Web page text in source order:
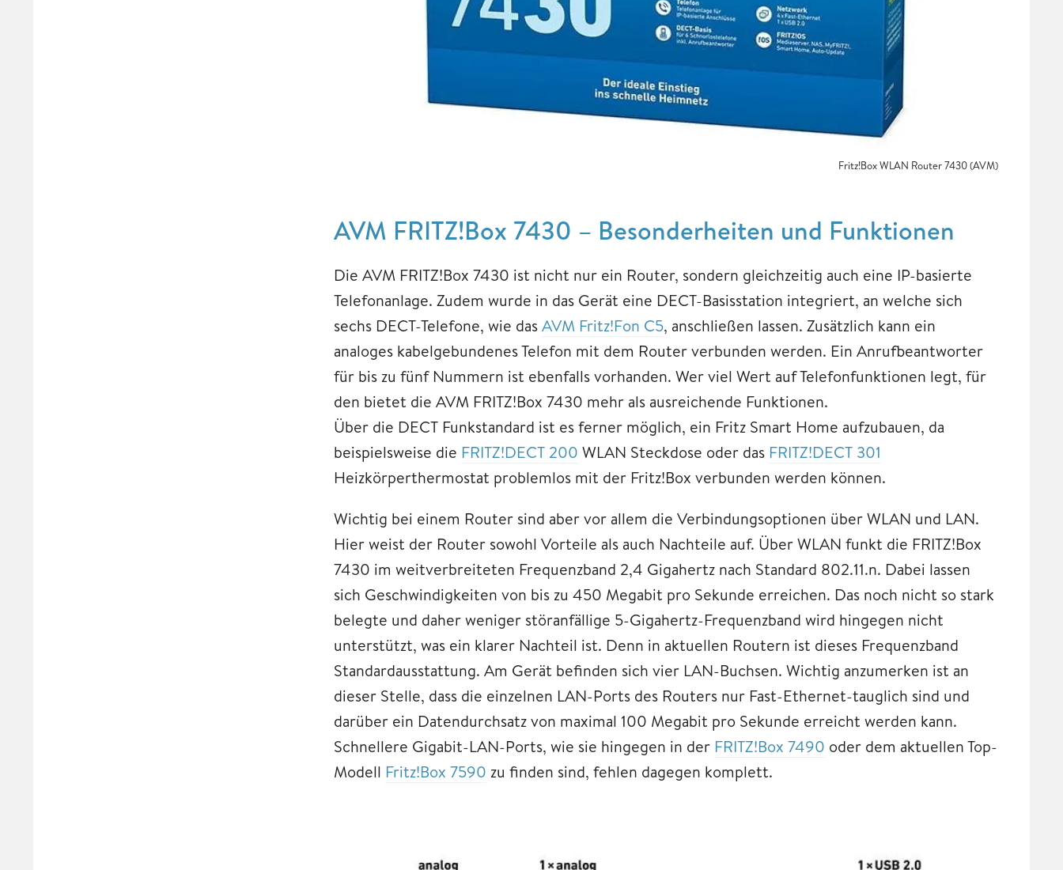
Fritz!Box WLAN Router 7430 (AVM)
AVM FRITZ!Box 7430 – Besonderheiten und Funktionen
Die AVM FRITZ!Box 7430 ist nicht nur ein Router, sondern gleichzeitig auch eine IP-basierte
Telefonanlage. Zudem wurde in das Gerät eine DECT-Basisstation integriert, an welche sich
sechs DECT-Telefone, wie dasAVM Fritz!Fon C5, anschließen lassen. Zusätzlich kann ein
analoges kabelgebundenes Telefon mit dem Router verbunden werden. Ein Anrufbeantworter
für bis zu fünf Nummern ist ebenfalls vorhanden. Wer viel Wert auf Telefonfunktionen legt, für
den bietet die AVM FRITZ!Box 7430 mehr als ausreichende Funktionen.
Über die DECT Funkstandard ist es ferner möglich, ein Fritz Smart Home aufzubauen, da
beispielsweise die FRITZ!DECT 200 WLAN Steckdose oder das FRITZ!DECT 301
Heizkörperthermostat problemlos mit der Fritz!Box verbunden werden können.
Wichtig bei einem Router sind aber vor allem die Verbindungsoptionen über WLAN und LAN.
Hier weist der Router sowohl Vorteile als auch Nachteile auf. Über WLAN funkt die FRITZ!Box
7430 im weitverbreiteten Frequenzband 2,4 Gigahertz nach Standard 802.11.n. Dabei lassen
sich Geschwindigkeiten von bis zu 450 Megabit pro Sekunde erreichen. Das noch nicht so stark
belegte und daher weniger störanfällige 5-Gigahertz-Frequenzband wird hingegen nicht
unterstützt, was ein klarer Nachteil ist. Denn in aktuellen Routern ist dieses Frequenzband
Standardausstattung. Am Gerät befinden sich vier LAN-Buchsen. Wichtig anzumerken ist an
dieser Stelle, dass die einzelnen LAN-Ports des Routers nur Fast-Ethernet-tauglich sind und
darüber ein Datendurchsatz von maximal 100 Megabit pro Sekunde erreicht werden kann.
Schnellere Gigabit-LAN-Ports, wie sie hingegen in der FRITZ!Box 7490 oder dem aktuellen Top-
Modell Fritz!Box 7590 zu finden sind, fehlen dagegen komplett.